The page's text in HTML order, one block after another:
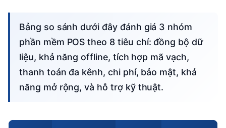
Bảng so sánh dưới đây đánh giá 3 nhóm
phần mềm POS theo 8 tiêu chí: đồng bộ dữ
liệu, khả năng offline, tích hợp mã vạch,
thanh toán đa kênh, chi phí, bảo mật, khả
năng mở rộng, và hỗ trợ kỹ thuật.